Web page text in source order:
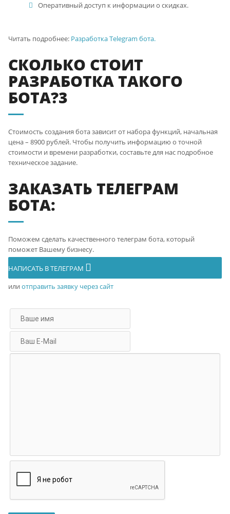
Оперативный доступ к информации о скидках.
Читать подробнее: Разработка Telegram бота.
СКОЛЬКО СТОИТ
РАЗРАБОТКА ТАКОГО
БОТА?3
Стоимость создания бота зависит от набора функций, начальная
цена – 8900рублей. Чтобы получить информацию о точной
стоимости и времени разработки, составьте для нас подробное
техническое задание.
ЗАКАЗАТЬ ТЕЛЕГРАМ
БОТА:
Поможем сделать качественного телеграм бота, который
поможет Вашему бизнесу.
НАПИСАТЬ В ТЕЛЕГРАМ
или отправить заявку через сайт